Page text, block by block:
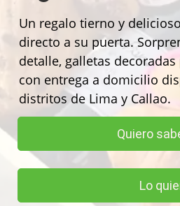
Un regalo tierno y
directo a su puerta.
detalle, galletas
con entrega a domicilio
distritos de Lima y Callao.
Quiero
Lo